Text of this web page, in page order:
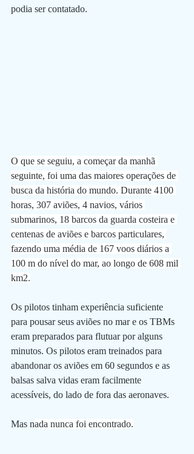
podia ser contatado.
O que se seguiu, a começar da manhã
seguinte, foi uma das maiores operações de
busca da história do mundo. Durante 4100
horas, 307 aviões, 4 navios, vários
submarinos, 18 barcos da guarda costeira e
centenas de aviões e barcos particulares,
fazendo uma média de 167 voos diários a
100 m do nível do mar, ao longo de 608 mil
km2.
Os pilotos tinham experiência suficiente
para pousar seus aviões no mar e os TBMs
eram preparados para flutuar por alguns
minutos. Os pilotos eram treinados para
abandonar os aviões em 60 segundos e as
balsas salva vidas eram facilmente
acessíveis, do lado de fora das aeronaves.
Mas nada nunca foi encontrado.